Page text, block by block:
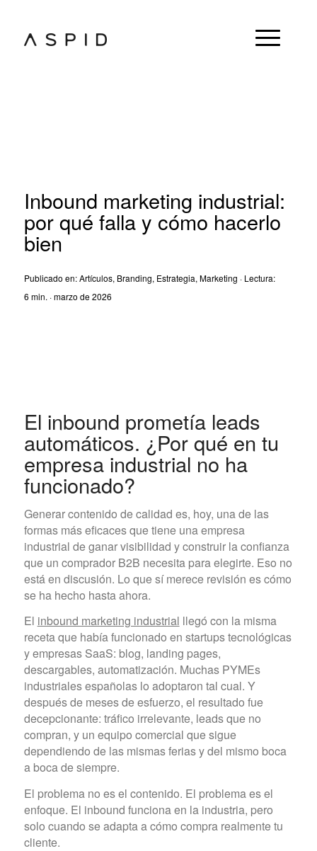
Inbound marketing industrial:
por qué falla y cómo hacerlo
bien
Publicado en:Artículos, Branding, Estrategia, Marketing · Lectura:
6 min. · marzo de 2026
El inbound prometía leads
automáticos. ¿Por qué en tu
empresa industrial no ha
funcionado?
Generar contenido de calidad es, hoy, una de las
formas más eficaces que tiene una empresa
industrial de ganar visibilidad y construir la confianza
que un comprador B2B necesita para elegirte. Eso no
está en discusión. Lo que sí merece revisión es cómo
se ha hecho hasta ahora.
El inbound marketing industrial llegó con la misma
receta que había funcionado en startups tecnológicas
y empresas SaaS: blog, landing pages,
descargables, automatización. Muchas PYMEs
industriales españolas lo adoptaron tal cual. Y
después de meses de esfuerzo, el resultado fue
decepcionante: tráfico irrelevante, leads que no
compran, y un equipo comercial que sigue
dependiendo de las mismas ferias y del mismo boca
a boca de siempre.
El problema no es el contenido. El problema es el
enfoque. El inbound funciona en la industria, pero
solo cuando se adapta a cómo compra realmente tu
cliente.